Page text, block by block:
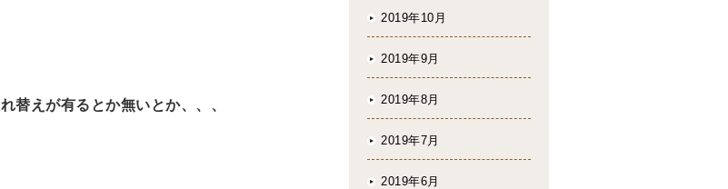
れ替えが有るとか無いとか、、、
2019年10月
2019年9月
2019年8月
2019年7月
2019年6月